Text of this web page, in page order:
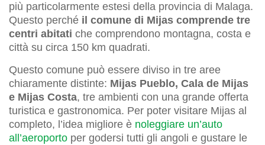
più particolarmente estesi della provincia di Malaga.
Questo perché il comune di Mijas comprende tre
centri abitati che comprendono montagna, costa e
città su circa 150 km quadrati.
Questo comune può essere diviso in tre aree
chiaramente distinte: Mijas Pueblo, Cala de Mijas
e Mijas Costa, tre ambienti con una grande offerta
turistica e gastronomica. Per poter visitare Mijas al
completo, l’idea migliore è noleggiare un’auto
all’aeroporto per godersi tutti gli angoli e gustare le